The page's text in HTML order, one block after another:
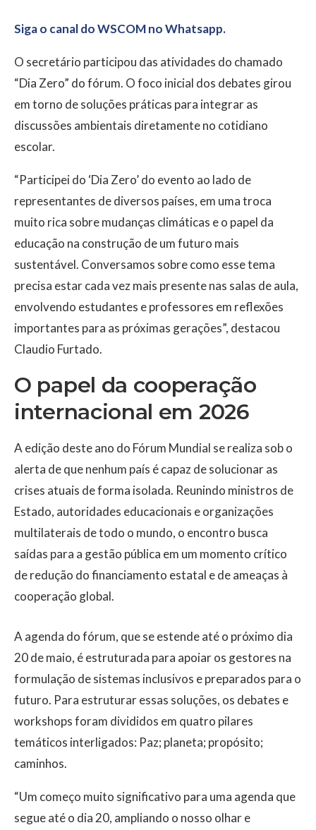
Siga o canal do WSCOM no Whatsapp.
O secretário participou das atividades do chamado
“Dia Zero” do fórum. O foco inicial dos debates girou
em torno de soluções práticas para integrar as
discussões ambientais diretamente no cotidiano
escolar.
“Participei do ‘Dia Zero’ do evento ao lado de
representantes de diversos países, em uma troca
muito rica sobre mudanças climáticas e o papel da
educação na construção de um futuro mais
sustentável. Conversamos sobre como esse tema
precisa estar cada vez mais presente nas salas de aula,
envolvendo estudantes e professores em reflexões
importantes para as próximas gerações”, destacou
Claudio Furtado.
O papel da cooperação
internacional em 2026
A edição deste ano do Fórum Mundial se realiza sob o
alerta de que nenhum país é capaz de solucionar as
crises atuais de forma isolada. Reunindo ministros de
Estado, autoridades educacionais e organizações
multilaterais de todo o mundo, o encontro busca
saídas para a gestão pública em um momento crítico
de redução do financiamento estatal e de ameaças à
cooperação global.
A agenda do fórum, que se estende até o próximo dia
20 de maio, é estruturada para apoiar os gestores na
formulação de sistemas inclusivos e preparados para o
futuro. Para estruturar essas soluções, os debates e
workshops foram divididos em quatro pilares
temáticos interligados: Paz; planeta; propósito;
caminhos.
“Um começo muito significativo para uma agenda que
segue até o dia 20, ampliando o nosso olhar e